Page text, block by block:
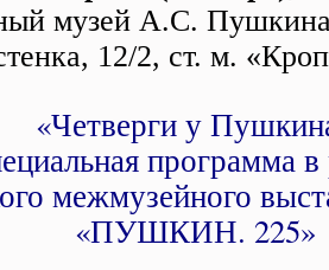
музей А.С.
12/2, ст. м.
«Четверги у
программа
межмузейного
«ПУШКИН. 225»